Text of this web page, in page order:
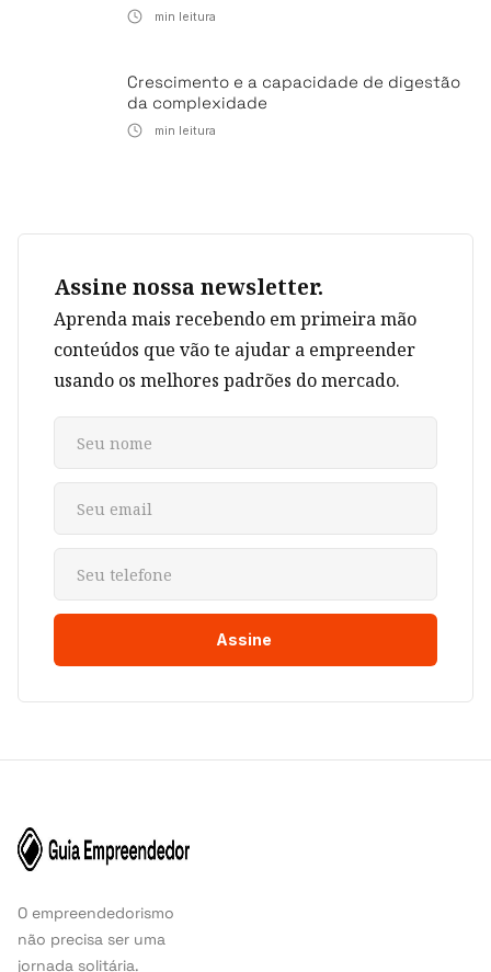
min leitura
Crescimento e a capacidade de digestão
da complexidade
min leitura
Assine nossa newsletter.
Aprenda mais recebendo em primeira mão
conteúdos que vão te ajudar a empreender
usando os melhores padrões do mercado.
O empreendedorismo
não precisa ser uma
jornada solitária.